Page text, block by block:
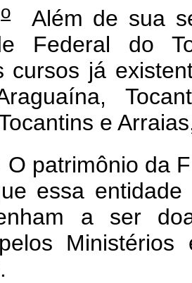
oAlém de sua
Federal do
cursos já
e
O patrimônio da
essa
a ser